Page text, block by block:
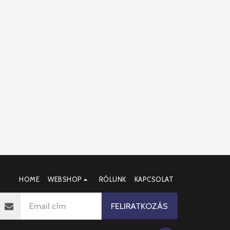
HOME WEBSHOP RÓLUNK KAPCSOLAT
FELIRATKOZÁS